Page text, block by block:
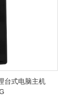
台式电脑主机